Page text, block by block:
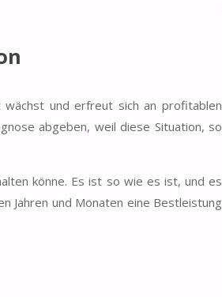
und erfreut sich an profitablen
abgeben, weil diese Situation, so
könne. Es ist so wie es ist, und es
Jahren und Monaten eine Bestleistung